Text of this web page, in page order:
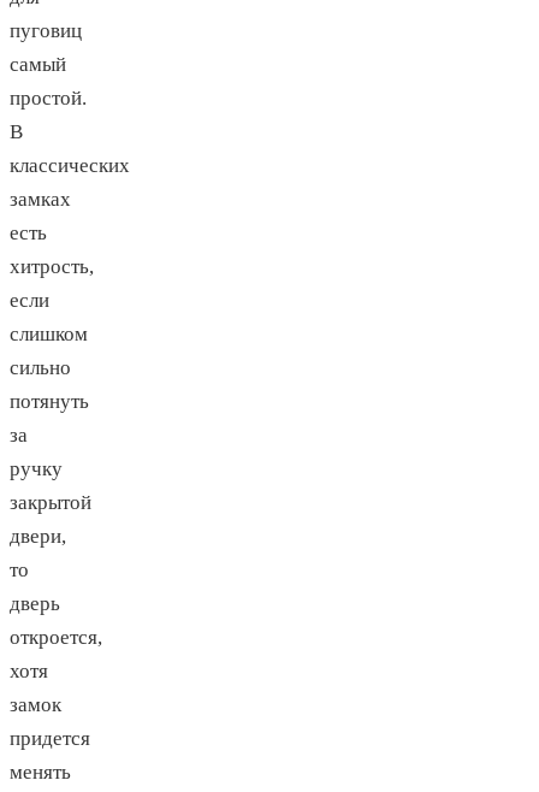
пуговиц
самый
простой.
В
классических
замках
есть
хитрость,
если
слишком
сильно
потянуть
за
ручку
закрытой
двери,
то
дверь
откроется,
хотя
замок
придется
менять